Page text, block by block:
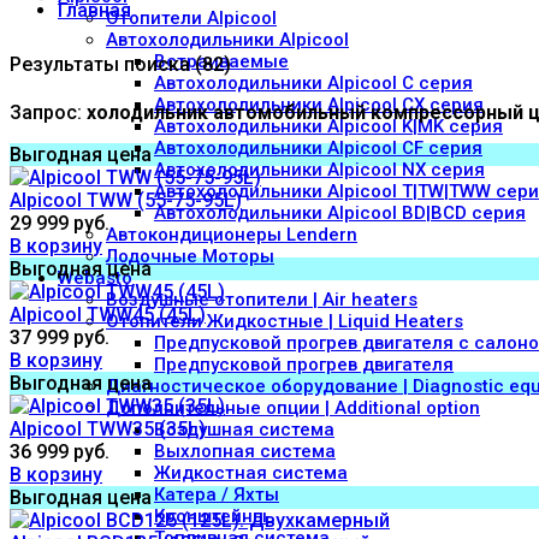
Отопители Alpicool
Автохолодильники Alpicool
Встраиваемые
Автохолодильники Alpicool C серия
Автохолодильники Alpicool CX серия
Автохолодильники Alpicool K|MK серия
Автохолодильники Alpicool CF серия
Автохолодильники Alpicool NX серия
Автохолодильники Alpicool T|TW|TWW
Автохолодильники Alpicool BD|BCD серия
Автокондиционеры Lendern
Лодочные Моторы
Webasto
Воздушные отопители | Air heaters
Отопители Жидкостные | Liquid Heaters
Предпусковой прогрев двигателя с
Предпусковой прогрев двигателя
Диагностическое оборудование | Diagnostic
Дополнительные опции | Additional option
Воздушная система
Выхлопная система
Жидкостная система
Катера / Яхты
Кронштейны
Главная
Результаты поиска (82)
Запрос: холодильник автомобильный компрессорный
Выгодная цена
Alpicool TWW (55-75-95L)
29 999 руб.
В корзину
Выгодная цена
Alpicool TWW45 (45L)
37 999 руб.
В корзину
Выгодная цена
Alpicool TWW35 (35L)
36 999 руб.
В корзину
Выгодная цена